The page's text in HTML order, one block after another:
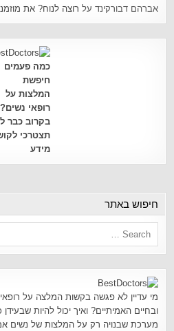
אברהם דבורקינד על רוצה לנוח? את
כמה פעמים
חיפשת
המלצות על
רופאי נשים?
בקרוב כבר
תצטרכי
מידע
חיפוש באתר
מי עדיין לא פגשה בקשות המלצה על
ובחיים האמיתיים? ואיך יכול להיות
מערכת שבנויה רק על המלצות של נשים